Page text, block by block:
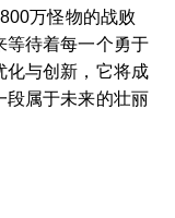
万怪物的战败
等待着每一个勇于
化与创新，它将成
段属于未来的壮丽